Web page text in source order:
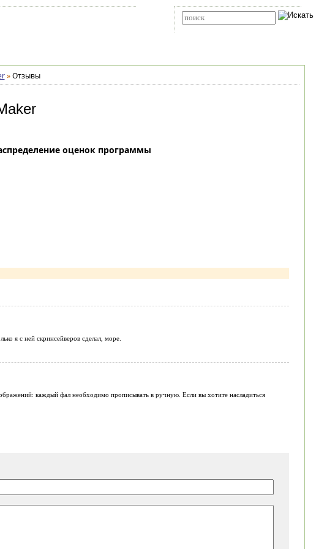
» Отзывы
оценок программы
я с ней скринсейверов сделал, море.
каждый фал необходимо прописывать в ручную. Если вы хотите насладиться